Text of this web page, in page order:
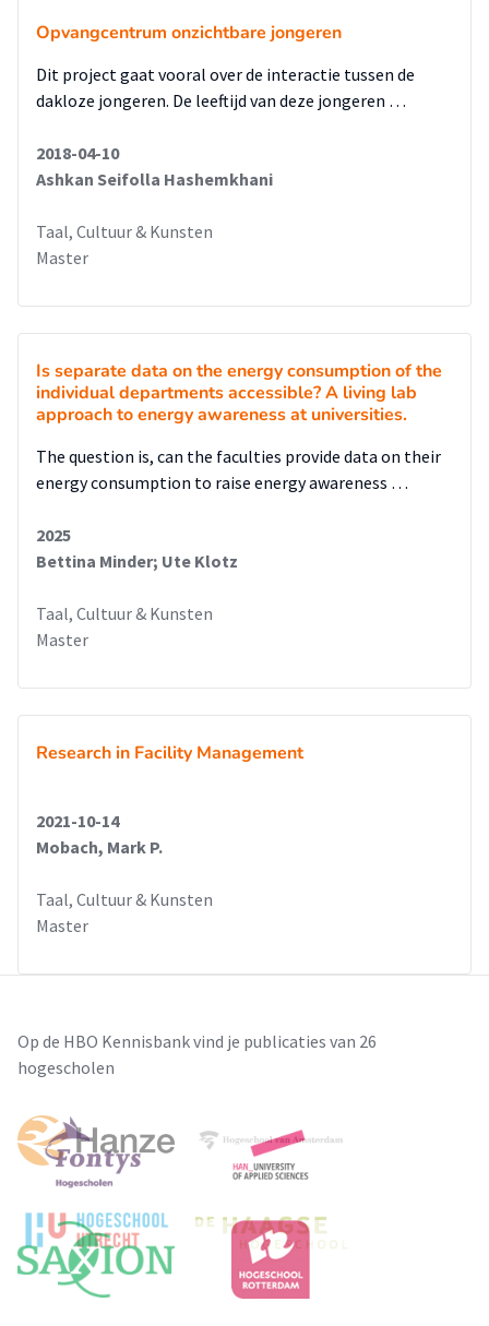
Opvangcentrum onzichtbare jongeren
Dit project gaat vooral over de interactie tussen de
dakloze jongeren. De leeftijd van deze jongeren …
2018-04-10
Ashkan Seifolla Hashemkhani
Taal, Cultuur & Kunsten
Master
Is separate data on the energy consumption of the
individual departments accessible? A living lab
approach to energy awareness at universities.
The question is, can the faculties provide data on their
energy consumption to raise energy awareness …
2025
Bettina Minder; Ute Klotz
Taal, Cultuur & Kunsten
Master
Research in Facility Management
2021-10-14
Mobach, Mark P.
Taal, Cultuur & Kunsten
Master
Op de HBO Kennisbank vind je publicaties van 26
hogescholen